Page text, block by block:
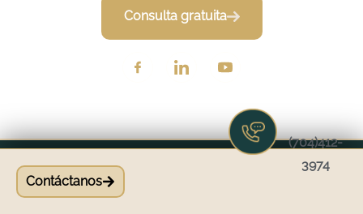
Consulta gratuita
Derechos de autor ©
Contáctanos
(704)412-
3974